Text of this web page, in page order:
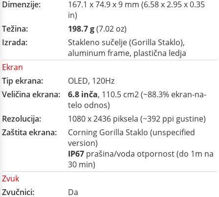
Dimenzije:
167.1 x 74.9 x 9 mm (6.58 x 2.95 x 0.35
in)
Težina:
198.7 g(7.02 oz)
Izrada:
Stakleno sučelje (Gorilla Staklo),
aluminum frame, plastična ledja
Ekran
Tip ekrana:
OLED, 120Hz
Veličina ekrana:
6.8 inča, 110.5 cm2 (~88.3% ekran-na-
telo odnos)
Rezolucija:
1080 x 2436 piksela (~392 ppi gustine)
Zaštita ekrana:
Corning Gorilla Staklo (unspecified
version)
IP67 prašina/voda otpornost (do 1m na
30 min)
Zvuk
Zvučnici:
Da